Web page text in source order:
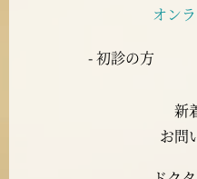
オン
- 初診の方
新
お問